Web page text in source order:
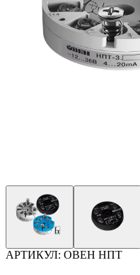
АРТИКУЛ: ОВЕН НПТ